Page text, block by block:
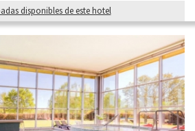
disponibles de este hotel